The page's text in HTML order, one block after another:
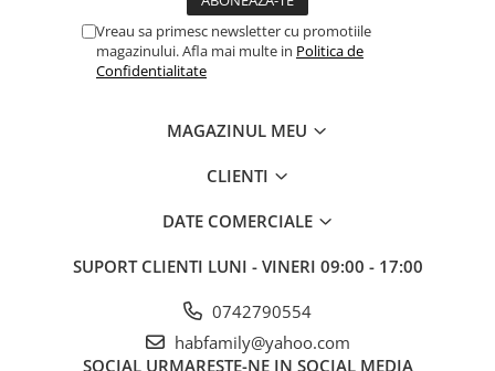
Vreau sa primesc newsletter cu promotiile
magazinului. Afla mai multe in Politica de
Confidentialitate
MAGAZINUL MEU
CLIENTI
DATE COMERCIALE
SUPORT CLIENTI LUNI - VINERI 09:00 - 17:00
0742790554
habfamily@yahoo.com
SOCIAL URMARESTE-NE IN SOCIAL MEDIA